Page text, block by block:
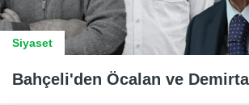
Siyaset
Bahçeli'den Öcalan ve